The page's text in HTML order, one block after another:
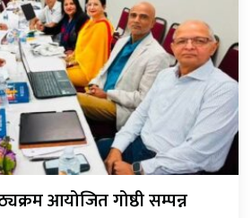
आयोजित गोष्ठी सम्पन्न